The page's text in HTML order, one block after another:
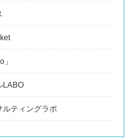
LABO
ルティングラボ